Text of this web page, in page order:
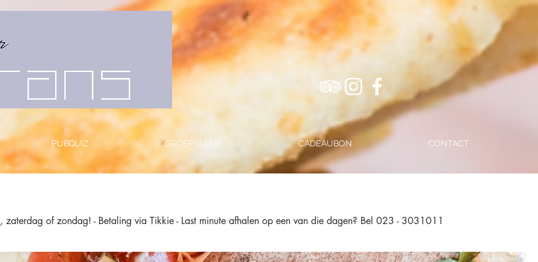
PUBQUIZ GROEPSUITJE CADEAUBON CONTACT
of zondag! - Betaling via Tikkie - Last minute afhalen op een van die dagen? Bel 023 - 3031011